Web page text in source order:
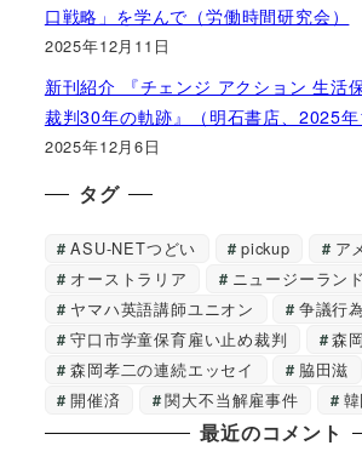
口戦略」を学んで（労働時間研究会）
2025年12月11日
新刊紹介 『チェンジ アクション 生活
裁判30年の軌跡』（明石書店、2025年
2025年12月6日
タグ
ASU-NETつどい pickup
ア
オーストラリア
ニュージーランド
ヤマハ英語講師ユニオン
争議行為
守口市学童保育雇い止め裁判
森
森岡孝二の連続エッセイ
脇田滋
開催済
関大不当解雇事件
最近のコメント